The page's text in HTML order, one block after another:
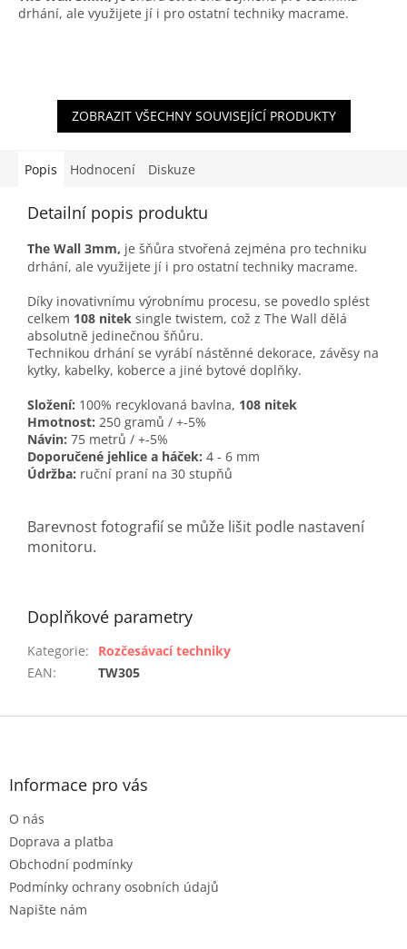
drhání, ale využijete jí i pro ostatní techniky macrame.
ZOBRAZIT VŠECHNY SOUVISEJÍCÍ PRODUKTY
Popis Hodnocení Diskuze
Detailní popis produktu
The Wall 3mm, je šňůra stvořená zejména pro techniku
drhání, ale využijete jí i pro ostatní techniky macrame.
Díky inovativnímu výrobnímu procesu, se povedlo splést
celkem 108 nitek single twistem, což z The Wall dělá
absolutně jedinečnou šňůru.
Technikou drhání se vyrábí nástěnné dekorace, závěsy na
kytky, kabelky, koberce a jiné bytové doplňky.
Složení: 100% recyklovaná bavlna, 108 nitek
Hmotnost: 250 gramů / +-5%
Návin: 75 metrů / +-5%
Doporučené jehlice a háček: 4 - 6 mm
Údržba: ruční praní na 30 stupňů
Barevnost fotografií se může lišit podle nastavení
monitoru.
Doplňkové parametry
Kategorie:
Rozčesávací techniky
EAN: TW305
Z
Informace pro vás
O nás
Doprava a platba
Obchodní podmínky
Podmínky ochrany osobních údajů
Napište nám